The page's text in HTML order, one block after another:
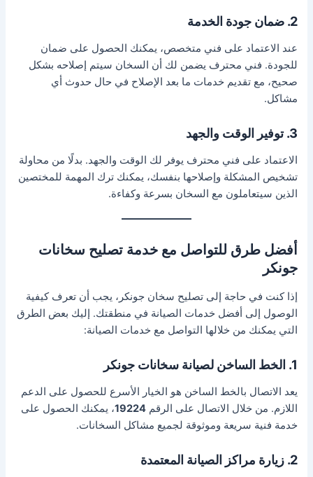
2. ضمان جودة الخدمة
عند الاعتماد على فني متخصص، يمكنك الحصول على ضمان
للجودة. فني محترف يضمن لك أن السخان سيتم إصلاحه بشكل
صحيح، مع تقديم خدمات ما بعد الإصلاح في حال حدوث أي
مشاكل.
3. توفير الوقت والجهد
الاعتماد على فني محترف يوفر لك الوقت والجهد. بدلًا من محاولة
تشخيص المشكلة وإصلاحها بنفسك، يمكنك ترك المهمة للمختصين
الذين سيتعاملون مع السخان بسرعة وكفاءة.
أفضل طرق للتواصل مع خدمة تصليح سخانات
جونكر
إذا كنت في حاجة إلى تصليح سخان جونكر، يجب أن تعرف كيفية
الوصول إلى أفضل خدمات الصيانة في منطقتك. إليك بعض الطرق
التي يمكنك من خلالها التواصل مع خدمات الصيانة:
1. الخط الساخن لصيانة سخانات جونكر
يعد الاتصال بالخط الساخن هو الخيار الأسرع للحصول على الدعم
اللازم. من خلال الاتصال على الرقم19224، يمكنك الحصول على
خدمة فنية سريعة وموثوقة لجميع مشاكل السخانات.
2. زيارة مراكز الصيانة المعتمدة